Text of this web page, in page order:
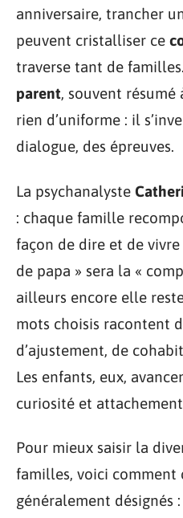
anniversaire, trancher
peuvent cristalliser ce
traverse tant de
parent, souvent résumé
rien d’uniforme : il
dialogue, des épreuves.
La psychanalyste
: chaque famille
façon de dire et de
de papa » sera la «
ailleurs encore elle
mots choisis racontent
d’ajustement, de
Les enfants, eux,
curiosité et
Pour mieux saisir la
familles, voici comment
généralement désignés :